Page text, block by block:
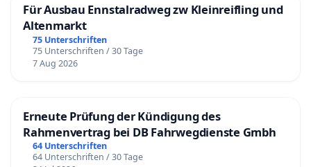
Für Ausbau Ennstalradweg zw Kleinreifling und
Altenmarkt
75 Unterschriften
75 Unterschriften / 30 Tage
7 Aug 2026
Erneute Prüfung der Kündigung des
Rahmenvertrag bei DB Fahrwegdienste Gmbh
64 Unterschriften
64 Unterschriften / 30 Tage